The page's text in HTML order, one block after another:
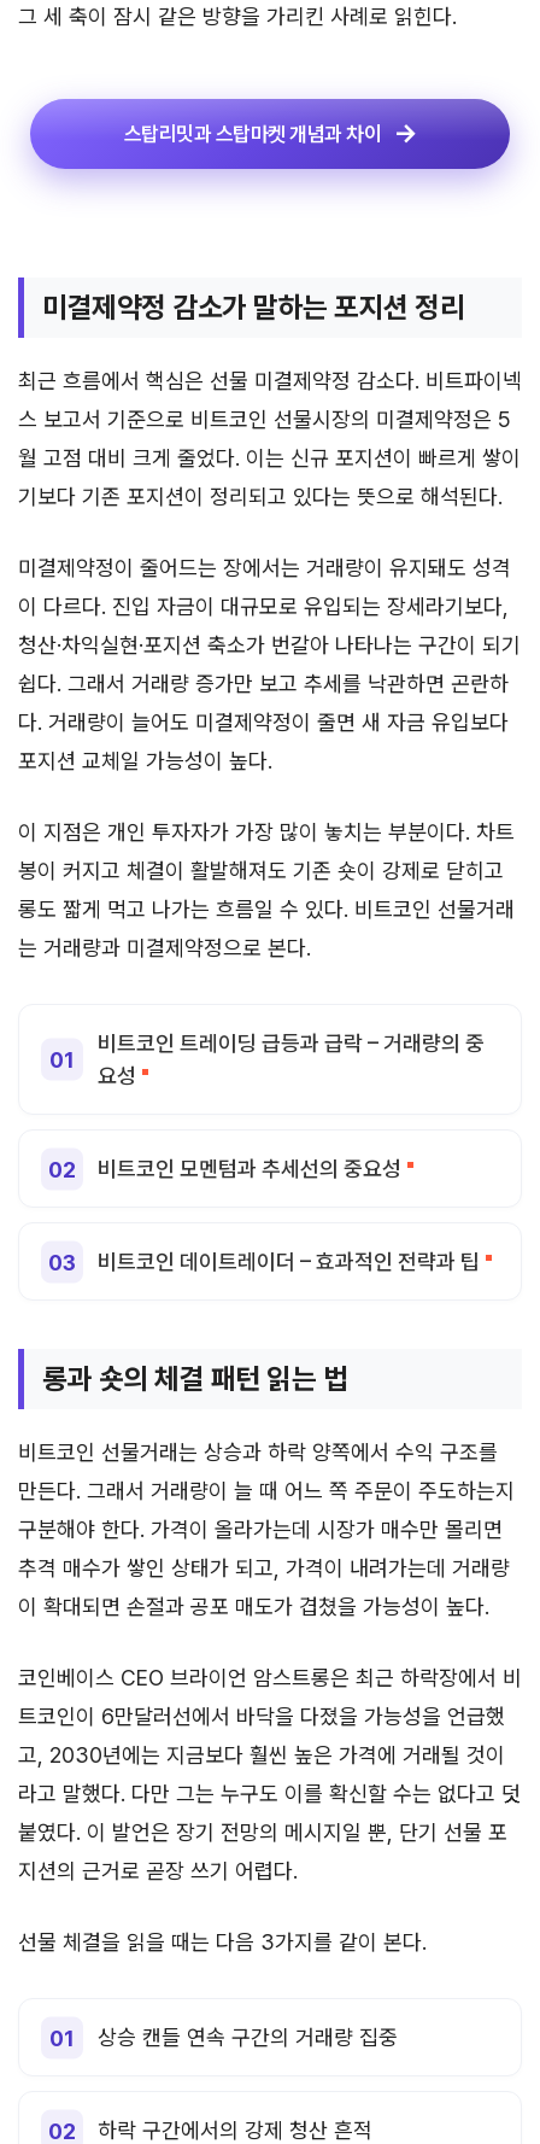
그 세 축이 잠시 같은 방향을 가리킨 사례로 읽힌다.
스탑리밋과 스탑마켓 개념과 차이
미결제약정 감소가 말하는 포지션 정리
최근 흐름에서 핵심은 선물 미결제약정 감소다. 비트파이넥
스 보고서 기준으로 비트코인 선물시장의 미결제약정은 5
월 고점 대비 크게 줄었다. 이는 신규 포지션이 빠르게 쌓이
기보다 기존 포지션이 정리되고 있다는 뜻으로 해석된다.
미결제약정이 줄어드는 장에서는 거래량이 유지돼도 성격
이 다르다. 진입 자금이 대규모로 유입되는 장세라기보다,
청산·차익실현·포지션 축소가 번갈아 나타나는 구간이 되기
쉽다. 그래서 거래량 증가만 보고 추세를 낙관하면 곤란하
다. 거래량이 늘어도 미결제약정이 줄면 새 자금 유입보다
포지션 교체일 가능성이 높다.
이 지점은 개인 투자자가 가장 많이 놓치는 부분이다. 차트
봉이 커지고 체결이 활발해져도 기존 숏이 강제로 닫히고
롱도 짧게 먹고 나가는 흐름일 수 있다. 비트코인 선물거래
는 거래량과 미결제약정으로 본다.
비트코인 트레이딩 급등과 급락 – 거래량의 중
요성
비트코인 모멘텀과 추세선의 중요성
비트코인 데이트레이더 – 효과적인 전략과 팁
롱과 숏의 체결 패턴 읽는 법
비트코인 선물거래는 상승과 하락 양쪽에서 수익 구조를
만든다. 그래서 거래량이 늘 때 어느 쪽 주문이 주도하는지
구분해야 한다. 가격이 올라가는데 시장가 매수만 몰리면
추격 매수가 쌓인 상태가 되고, 가격이 내려가는데 거래량
이 확대되면 손절과 공포 매도가 겹쳤을 가능성이 높다.
코인베이스 CEO 브라이언 암스트롱은 최근 하락장에서 비
트코인이 6만달러선에서 바닥을 다졌을 가능성을 언급했
고, 2030년에는 지금보다 훨씬 높은 가격에 거래될 것이
라고 말했다. 다만 그는 누구도 이를 확신할 수는 없다고 덧
붙였다. 이 발언은 장기 전망의 메시지일 뿐, 단기 선물 포
지션의 근거로 곧장 쓰기 어렵다.
선물 체결을 읽을 때는 다음 3가지를 같이 본다.
상승 캔들 연속 구간의 거래량 집중
하락 구간에서의 강제 청산 흔적